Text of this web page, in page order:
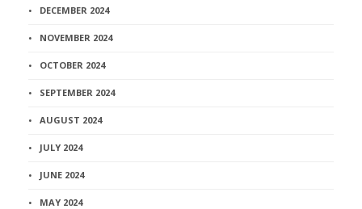
DECEMBER 2024
NOVEMBER 2024
OCTOBER 2024
SEPTEMBER 2024
AUGUST 2024
JULY 2024
JUNE 2024
MAY 2024